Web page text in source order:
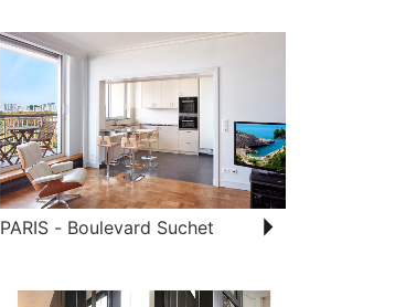
PARIS - Boulevard Suchet